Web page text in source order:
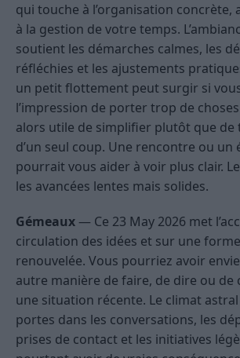
qui touche à l’organisation concrète,
à la gestion de votre temps.
soutient les démarches calmes, les
réfléchies et les ajustements
un petit flottement peut surgir si
l’impression de porter trop de
alors utile de simplifier plutôt que
d’un seul coup. Une rencontre ou un
pourrait vous aider à voir plus clair.
les avancées lentes mais solides.
Gémeaux — Ce 23 May 2026 met
circulation des idées et sur une
renouvelée. Vous pourriez avoir
autre manière de faire, de dire ou de
une situation récente. Le climat
portes dans les conversations, les
prises de contact et les initiatives